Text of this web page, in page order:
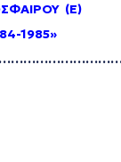
(E)
1985»